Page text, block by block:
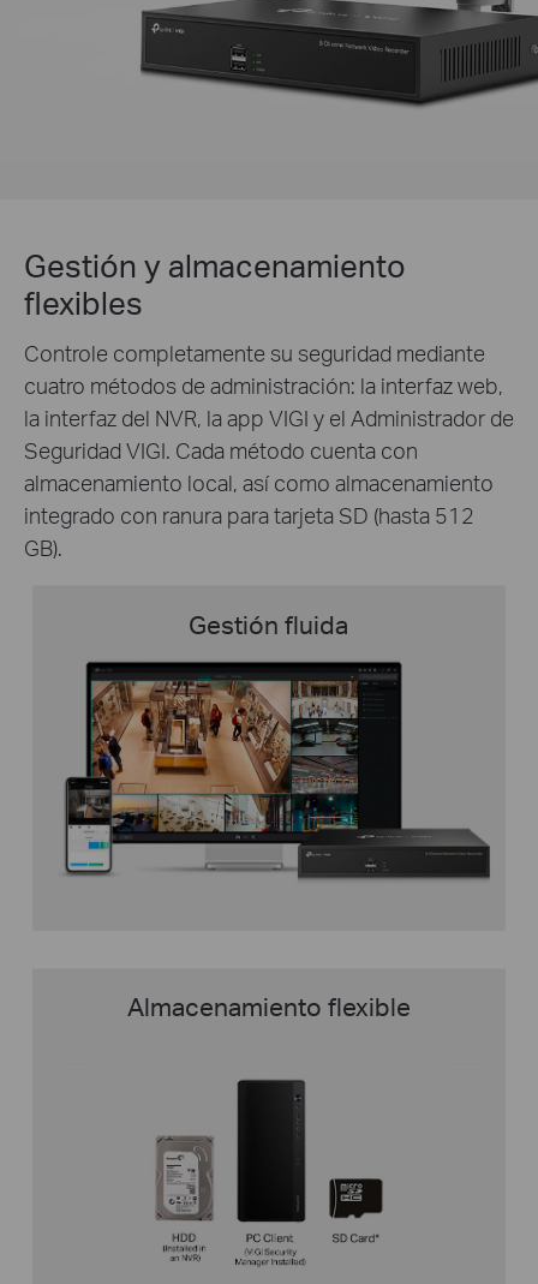
Gestión y almacenamiento
flexibles
Controle completamente su seguridad mediante
cuatro métodos de administración: la interfaz web,
la interfaz del NVR, la app VIGI y el Administrador de
Seguridad VIGI. Cada método cuenta con
almacenamiento local, así como almacenamiento
integrado con ranura para tarjeta SD (hasta 512
GB).
Gestión fluida
Almacenamiento flexible